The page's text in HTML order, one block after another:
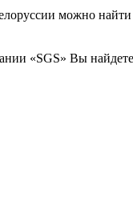
можно
«SGS» Вы